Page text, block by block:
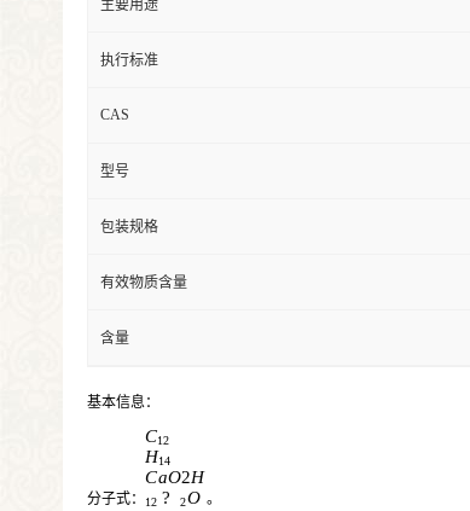
主要用途
执行标准
CAS
型号
包装规格
有效物质含量
含量
基本信息：
分子式：
C12
H14
CaO
12 ?
2H
2O 。